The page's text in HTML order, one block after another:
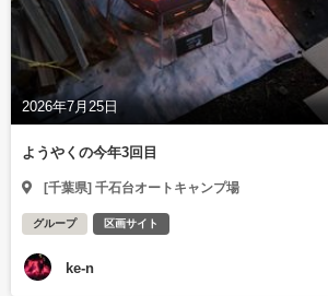
2026年7月25日
ようやくの今年3回目
[千葉県] 千石台オートキャンプ場
グループ 区画サイト
ke-n